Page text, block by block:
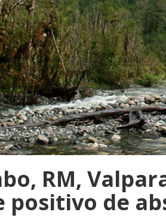
RM,
positivo de